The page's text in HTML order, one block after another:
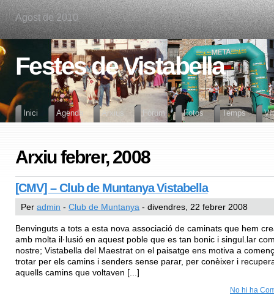
Agost de 2010
Festes de Vistabella
Inici Agenda Arxius Fòrum Fotos Temps
Arxiu febrer, 2008
[CMV] – Club de Muntanya Vistabella
Peradmin -Club de Muntanya - divendres, 22 febrer 2008
Benvinguts a tots a esta nova associació de caminats que hem
amb molta il·lusió en aquest poble que es tan bonic i singul.lar
nostre; Vistabella del Maestrat on el paisatge ens motiva a
trotar per els camins i senders sense parar, per conèixer i
aquells camins que voltaven [...]
No hi ha